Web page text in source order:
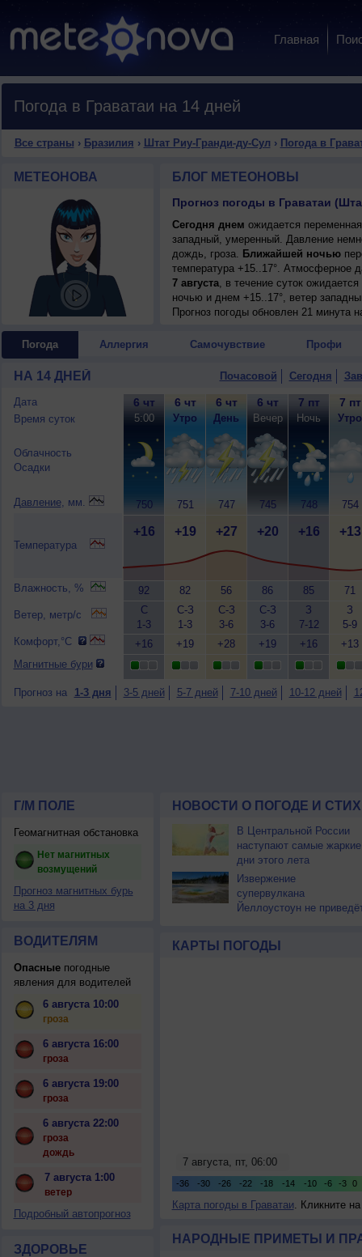
Главная
Погода в Граватаи на 14 дней
Все страны › Бразилия › Штат Риу-Гранди-ду-Сул › Погода в
МЕТЕОНОВА БЛОГ МЕТЕОНОВЫ
Прогноз погоды в Граватаи
Сегодня днем ожидается
западный, умеренный. Давление
дождь, гроза. Ближайшей ночью
температура +15..17°. Атмосферное
7 августа, в течение суток
ночью и днем +15..17°, ветер
Прогноз погоды обновлен 21 минута
Погода Аллергия Самочувствие Профи
НА 14 ДНЕЙ Почасовой Сегодня
Дата
Время суток
Облачность
Осадки
Давление, мм.
Температура
Влажность, %
Ветер, метр/с
Комфорт,°C
Магнитные бури
6 чт
5:00
750
+16
92
С
1-3
+16
6 чт
Утро
751
+19
82
С-З
1-3
+19
6 чт
День
747
+27
56
С-З
3-6
+28
6 чт
Вечер
745
+20
86
С-З
3-6
+19
7 пт
Ночь
748
+16
85
З
7-12
+16
7 пт
Утро
754
+13
71
З
5-9
+13
Прогноз на 1-3 дня 3-5 дней 5-7 дней 7-10 дней 10-12 дней
Г/М ПОЛЕ
Геомагнитная обстановка
Нет магнитных
возмущений
Прогноз магнитных бурь
на 3 дня
ВОДИТЕЛЯМ
Опасныепогодные
явления для водителей
6 августа 10:00
гроза
6 августа 16:00
гроза
6 августа 19:00
гроза
6 августа 22:00
гроза
дождь
7 августа 1:00
ветер
Подробный автопрогноз
ЗДОРОВЬЕ
НОВОСТИ О ПОГОДЕ И
В Центральной России
наступают самые жаркие
дни этого лета
Извержение
супервулкана
Йеллоустоун не
КАРТЫ ПОГОДЫ
Карта погоды в Граватаи. Кликните
НАРОДНЫЕ ПРИМЕТЫ И